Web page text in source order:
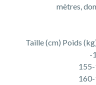
mètres,
Taille (cm) Poids
-